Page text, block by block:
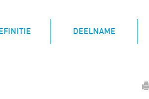
(CURRENT) DEELNAME